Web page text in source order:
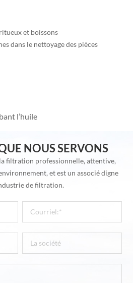
et boissons
dans le nettoyage des pièces
l’huile
NOUS SERVONS
filtration professionnelle, attentive,
et est un associé digne
de filtration.